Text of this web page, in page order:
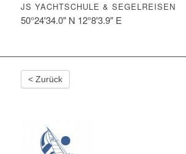
JS YACHTSCHULE & SEGELREISEN
50°24'34.0" N 12°8'3.9" E
< Zurück